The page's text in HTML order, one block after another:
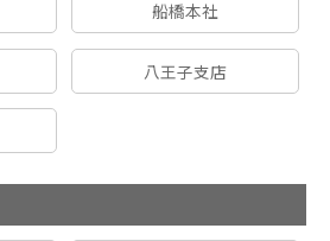
船橋本社
八王子支店